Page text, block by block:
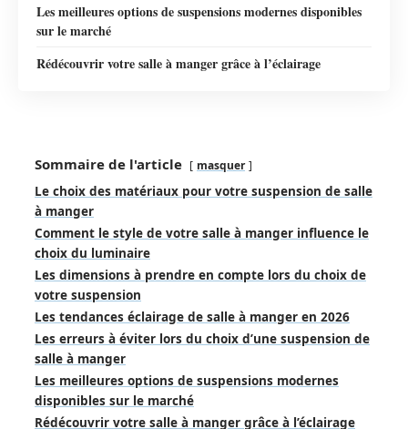
Les meilleures options de suspensions modernes disponibles
sur le marché
Rédécouvrir votre salle à manger grâce à l’éclairage
Sommaire de l'article masquer
Le choix des matériaux pour votre suspension de salle
à manger
Comment le style de votre salle à manger influence le
choix du luminaire
Les dimensions à prendre en compte lors du choix de
votre suspension
Les tendances éclairage de salle à manger en 2026
Les erreurs à éviter lors du choix d’une suspension de
salle à manger
Les meilleures options de suspensions modernes
disponibles sur le marché
Rédécouvrir votre salle à manger grâce à l’éclairage